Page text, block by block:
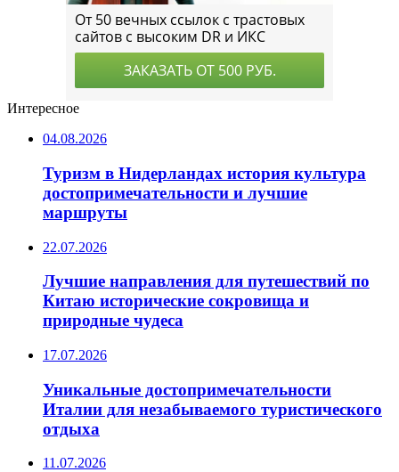
Интересное
04.08.2026
Туризм в Нидерландах история культура
достопримечательности и лучшие
маршруты
22.07.2026
Лучшие направления для путешествий по
Китаю исторические сокровища и
природные чудеса
17.07.2026
Уникальные достопримечательности
Италии для незабываемого туристического
отдыха
11.07.2026